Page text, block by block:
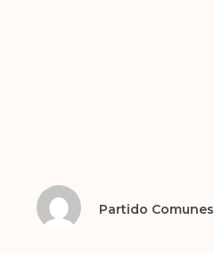
Partido Comunes